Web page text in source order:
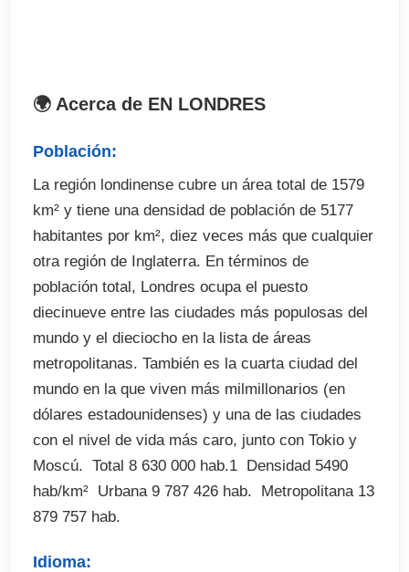
. Materiales
. Matrícula
. Certificado final
El precio no incluye
. Billete de avión
. Recogida en aeropuerto (opcional)
. Fianza alojamiento
🌍 Acerca de EN LONDRES
Población:
La región londinense cubre un área total de 1579
km² y tiene una densidad de población de 5177
habitantes por km², diez veces más que cualquier
otra región de Inglaterra. En términos de
población total, Londres ocupa el puesto
diecinueve entre las ciudades más populosas del
mundo y el dieciocho en la lista de áreas
metropolitanas. También es la cuarta ciudad del
mundo en la que viven más milmillonarios (en
dólares estadounidenses) y una de las ciudades
con el nivel de vida más caro, junto con Tokio y
Moscú.  Total 8 630 000 hab.1  Densidad 5490
hab/km²  Urbana 9 787 426 hab.  Metropolitana 13
879 757 hab.
Idioma: